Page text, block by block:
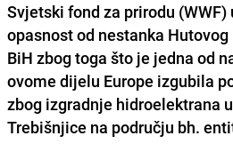
Svjetski fond za prirodu (WWF)
opasnost od nestanka
BiH zbog toga što je jedna od
ovome dijelu Europe izgubila
zbog izgradnje hidroelektrana
Trebišnjice na području bh.